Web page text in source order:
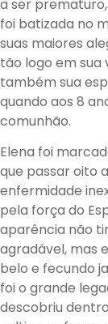
a ser
foi batizada no
suas maiores
tão logo em
também sua
quando aos 8
comunhão.
Elena foi
que passar oito
enfermidade
pela força do
aparência não
agradável, mas
belo e fecundo
foi o grande
descobriu